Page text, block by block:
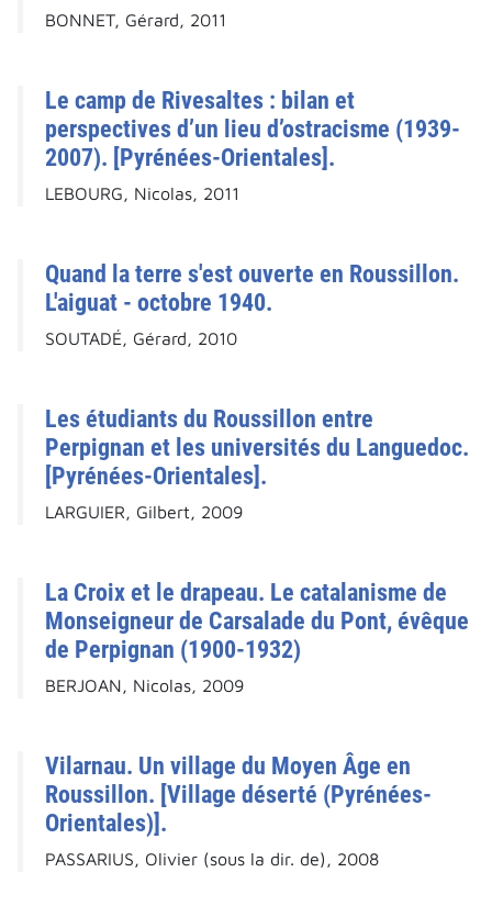
BONNET, Gérard, 2011
Le camp de Rivesaltes : bilan et
perspectives d’un lieu d’ostracisme (1939-
2007). [Pyrénées-Orientales].
LEBOURG, Nicolas, 2011
Quand la terre s'est ouverte en Roussillon.
L'aiguat - octobre 1940.
SOUTADÉ, Gérard, 2010
Les étudiants du Roussillon entre
Perpignan et les universités du Languedoc.
[Pyrénées-Orientales].
LARGUIER, Gilbert, 2009
La Croix et le drapeau. Le catalanisme de
Monseigneur de Carsalade du Pont, évêque
de Perpignan (1900-1932)
BERJOAN, Nicolas, 2009
Vilarnau. Un village du Moyen Âge en
Roussillon. [Village déserté (Pyrénées-
Orientales)].
PASSARIUS, Olivier (sous la dir. de), 2008